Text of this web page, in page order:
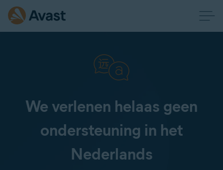
We verlenen helaas geen
ondersteuning in het
Nederlands